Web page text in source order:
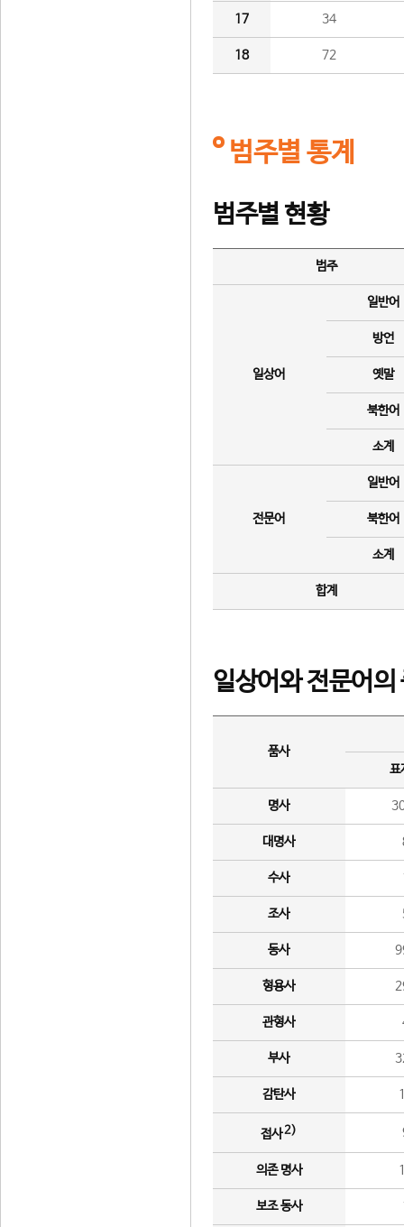
17 34
18 72
범주별 통계
범주별 현황
범주
일상어
일반어
방언
옛말
북한어
소계
전문어
일반어
북한어
소계
합계
일상어와 전문어의
품사
표
명사
대명사
수사
조사
동사
형용사
관형사
부사
감탄사
접사2)
의존 명사
보조 동사